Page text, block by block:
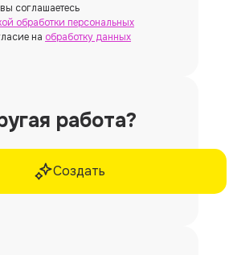
соглашаетесь
обработки персональных
на обработку данных
работа?
Создать